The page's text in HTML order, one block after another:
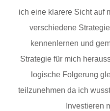
ich eine klarere Sicht auf
verschiedene
kennenlernen und
Strategie für mich
logische Folgerung
teilzunehmen da ich
Investieren